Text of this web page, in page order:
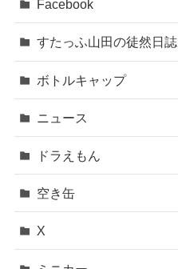
Facebook
すたっふ山田の徒然日誌
ボトルキャップ
ニュース
ドラえもん
空き缶
X